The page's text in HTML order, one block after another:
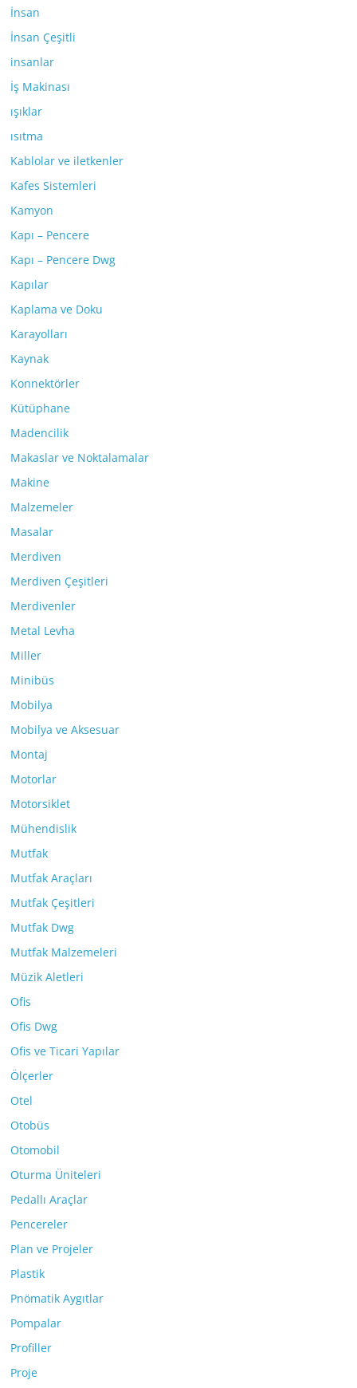
İnsan
İnsan Çeşitli
insanlar
İş Makinası
ışıklar
ısıtma
Kablolar ve iletkenler
Kafes Sistemleri
Kamyon
Kapı – Pencere
Kapı – Pencere Dwg
Kapılar
Kaplama ve Doku
Karayolları
Kaynak
Konnektörler
Kütüphane
Madencilik
Makaslar ve Noktalamalar
Makine
Malzemeler
Masalar
Merdiven
Merdiven Çeşitleri
Merdivenler
Metal Levha
Miller
Minibüs
Mobilya
Mobilya ve Aksesuar
Montaj
Motorlar
Motorsiklet
Mühendislik
Mutfak
Mutfak Araçları
Mutfak Çeşitleri
Mutfak Dwg
Mutfak Malzemeleri
Müzik Aletleri
Ofis
Ofis Dwg
Ofis ve Ticari Yapılar
Ölçerler
Otel
Otobüs
Otomobil
Oturma Üniteleri
Pedallı Araçlar
Pencereler
Plan ve Projeler
Plastik
Pnömatik Aygıtlar
Pompalar
Profiller
Proje